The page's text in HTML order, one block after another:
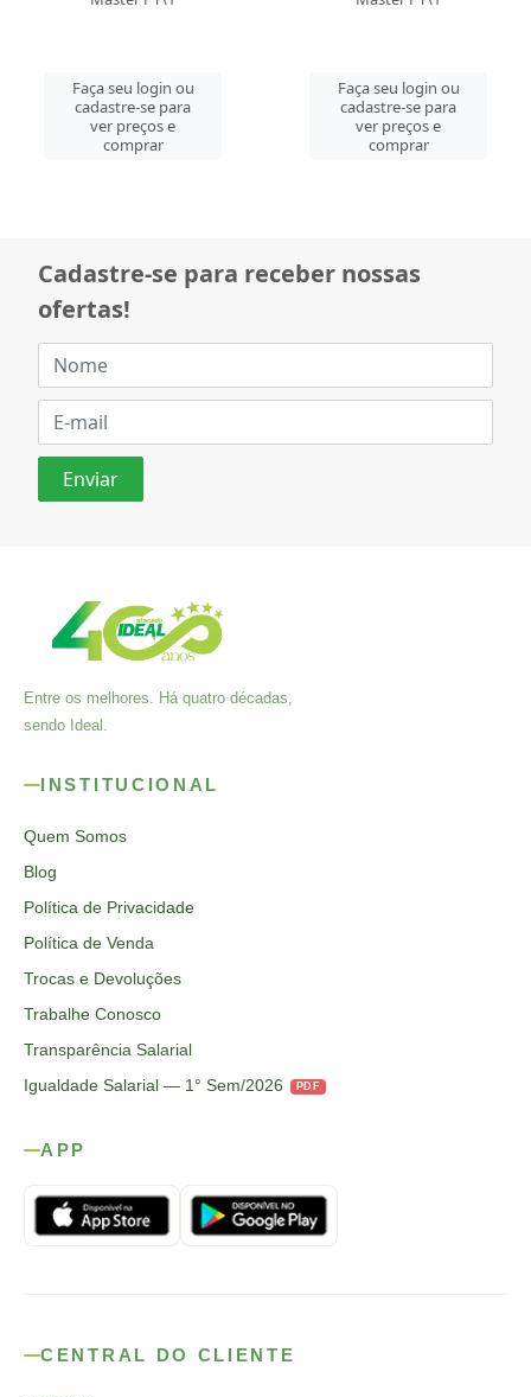
Faça seu login ou
cadastre-se para
ver preços e
comprar
Faça seu login ou
cadastre-se para
ver preços e
comprar
Cadastre-se para receber nossas
ofertas!
Entre os melhores. Há quatro décadas,
sendo Ideal.
INSTITUCIONAL
Quem Somos
Blog
Política de Privacidade
Política de Venda
Trocas e Devoluções
Trabalhe Conosco
Transparência Salarial
Igualdade Salarial — 1° Sem/2026
PDF
APP
CENTRAL DO CLIENTE